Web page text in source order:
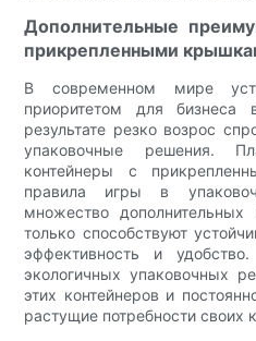
Дополнительные
прикрепленными
В современном мире
приоритетом для бизнеса
результате резко возрос
упаковочные решения.
контейнеры с
правила игры в
множество
только способствуют
эффективность и
экологичных упаковочных
этих контейнеров и
растущие потребности своих